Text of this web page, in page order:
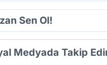
Sen Ol!
Medyada Takip